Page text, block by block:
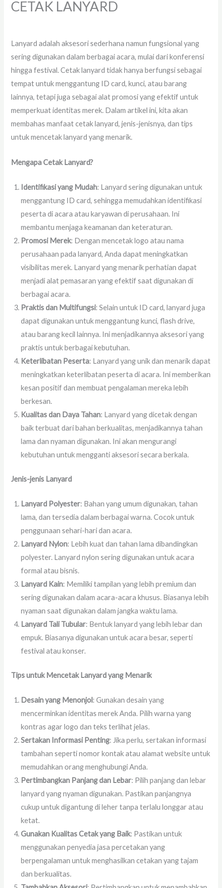
CETAK LANYARD
Lanyard adalah aksesori sederhana namun fungsional yang
sering digunakan dalam berbagai acara, mulai dari konferensi
hingga festival. Cetak lanyard tidak hanya berfungsi sebagai
tempat untuk menggantung ID card, kunci, atau barang
lainnya, tetapi juga sebagai alat promosi yang efektif untuk
memperkuat identitas merek. Dalam artikel ini, kita akan
membahas manfaat cetak lanyard, jenis-jenisnya, dan tips
untuk mencetak lanyard yang menarik.
Mengapa Cetak Lanyard?
Identifikasi yang Mudah: Lanyard sering digunakan untuk
menggantung ID card, sehingga memudahkan identifikasi
peserta di acara atau karyawan di perusahaan. Ini
membantu menjaga keamanan dan keteraturan.
Promosi Merek: Dengan mencetak logo atau nama
perusahaan pada lanyard, Anda dapat meningkatkan
visibilitas merek. Lanyard yang menarik perhatian dapat
menjadi alat pemasaran yang efektif saat digunakan di
berbagai acara.
Praktis dan Multifungsi: Selain untuk ID card, lanyard juga
dapat digunakan untuk menggantung kunci, flash drive,
atau barang kecil lainnya. Ini menjadikannya aksesori yang
praktis untuk berbagai kebutuhan.
Keterlibatan Peserta: Lanyard yang unik dan menarik dapat
meningkatkan keterlibatan peserta di acara. Ini memberikan
kesan positif dan membuat pengalaman mereka lebih
berkesan.
Kualitas dan Daya Tahan: Lanyard yang dicetak dengan
baik terbuat dari bahan berkualitas, menjadikannya tahan
lama dan nyaman digunakan. Ini akan mengurangi
kebutuhan untuk mengganti aksesori secara berkala.
Jenis-jenis Lanyard
Lanyard Polyester: Bahan yang umum digunakan, tahan
lama, dan tersedia dalam berbagai warna. Cocok untuk
penggunaan sehari-hari dan acara.
Lanyard Nylon: Lebih kuat dan tahan lama dibandingkan
polyester. Lanyard nylon sering digunakan untuk acara
formal atau bisnis.
Lanyard Kain: Memiliki tampilan yang lebih premium dan
sering digunakan dalam acara-acara khusus. Biasanya lebih
nyaman saat digunakan dalam jangka waktu lama.
Lanyard Tali Tubular: Bentuk lanyard yang lebih lebar dan
empuk. Biasanya digunakan untuk acara besar, seperti
festival atau konser.
Tips untuk Mencetak Lanyard yang Menarik
Desain yang Menonjol : Gunakan desain yang
mencerminkan identitas merek Anda. Pilih warna yang
kontras agar logo dan teks terlihat jelas.
Sertakan Informasi Penting: Jika perlu, sertakan informasi
tambahan seperti nomor kontak atau alamat website untuk
memudahkan orang menghubungi Anda.
Pertimbangkan Panjang dan Lebar: Pilih panjang dan lebar
lanyard yang nyaman digunakan. Pastikan panjangnya
cukup untuk digantung di leher tanpa terlalu longgar atau
ketat.
Gunakan Kualitas Cetak yang Baik: Pastikan untuk
menggunakan penyedia jasa percetakan yang
berpengalaman untuk menghasilkan cetakan yang tajam
dan berkualitas.